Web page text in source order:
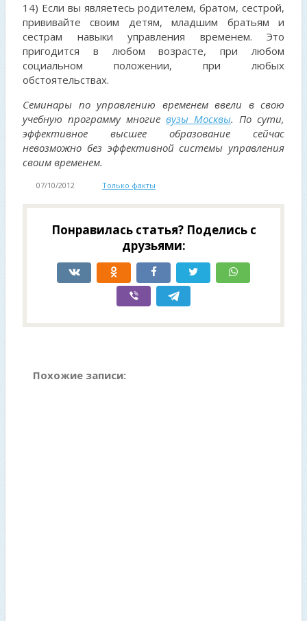
14) Если вы являетесь родителем, братом, сестрой,
прививайте своим детям, младшим братьям и
сестрам навыки управления временем. Это
пригодится в любом возрасте, при любом
социальном положении, при любых
обстоятельствах.
Семинары по управлению временем ввели в свою
учебную программу многие вузы Москвы. По сути,
эффективное высшее образование сейчас
невозможно без эффективной системы управления
своим временем.
07/10/2012 Только факты
Понравилась статья? Поделись с
друзьями:
Похожие записи: